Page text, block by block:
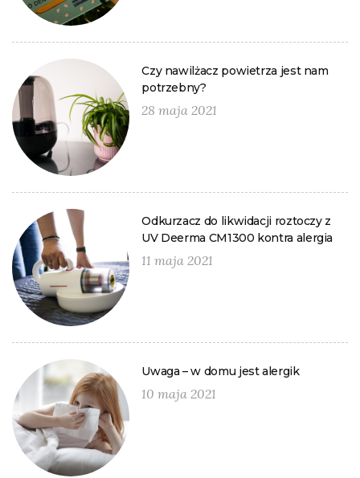
Czy nawilżacz powietrza jest nam
potrzebny?
28 maja 2021
Odkurzacz do likwidacji roztoczy z
UV Deerma CM1300 kontra alergia
11 maja 2021
Uwaga – w domu jest alergik
10 maja 2021